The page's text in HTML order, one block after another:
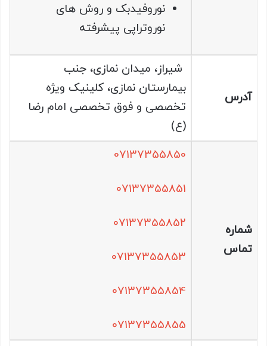
نوروفیدبک و روش های
نوروتراپی پیشرفته
آدرس
شیراز، میدان نمازی، جنب
بیمارستان نمازی، کلینیک ویژه
تخصصی و فوق تخصصی امام رضا
(ع)
شماره
تماس
07137355850
07137355851
07137355852
07137355853
07137355854
07137355855